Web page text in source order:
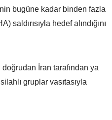
bugüne kadar binden fazla
saldırısıyla hedef alındığını
doğrudan İran tarafından ya
gruplar vasıtasıyla